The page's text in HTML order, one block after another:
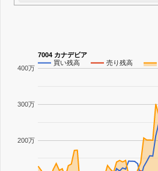
7004 カナデビア
買い残高
売り残高
200万
300万
400万